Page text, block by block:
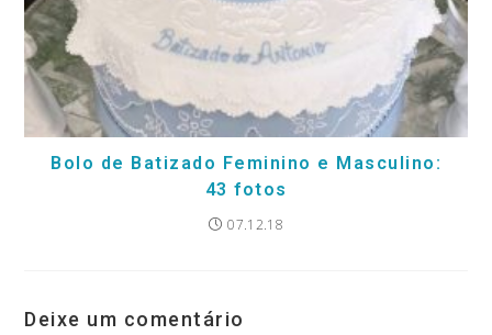
Bolo de Batizado Feminino e Masculino:
43 fotos
07.12.18
Deixe um comentário